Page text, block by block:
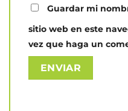
Guardar mi
sitio web en este
vez que haga un